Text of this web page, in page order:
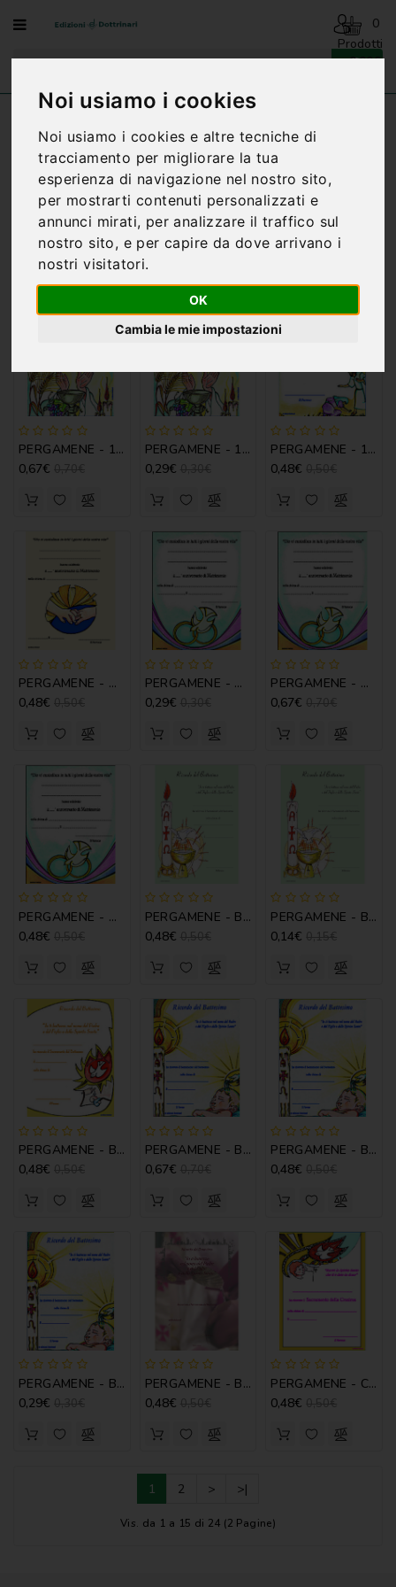
Noi usiamo i cookies
Noi usiamo i cookies e altre tecniche di
tracciamento per migliorare la tua
esperienza di navigazione nel nostro sito,
per mostrarti contenuti personalizzati e
annunci mirati, per analizzare il traffico sul
nostro sito, e per capire da dove arrivano i
nostri visitatori.
OK
Cambia le mie impostazioni
Menu
NATALE
BENEDIZIONI
DELLA
FAMIGLIA
BIOGRAFIA
CARTONCINI
PREGHIERE
CATECHESI
CATECHISMI
COMMENTI
LITURGIA
COMMENTI
DOCUMENTI
LITURGIA
MARIOLOGIA
MEDITAZIONE
MUSICA
CANTI
NOVENA
PERGAMENE
PREGHIERE
REGISTRI
PARROCCHIALI
SPIRITUALITA'
STORIA
VARIE
PER
BAMBINI
0
Prodotti
- 0,00€
Ordinamento:
Mostra:
PERGAMENE - 1A COMUNIONE MOD. C
0,67€
PERGAMENE - 1A COMUNIONE MOD. C
0,29€
PERGAMENE - 1A RICONCILIAZIONE MOD. B
0,48€
PERGAMENE - ANNIVERSARIO MATRIM. MOD. A
0,48€
PERGAMENE - ANNIVERSARIO MATRIM. MOD. B
0,29€
PERGAMENE - ANNIVERSARIO MATRIM. MOD. B
0,67€
PERGAMENE - ANNIVERSARIO MATRIM. MOD. B
0,48€
PERGAMENE - BATTESIMO MOD. A
0,48€
PERGAMENE - BATTESIMO MOD. A
0,14€
PERGAMENE - BATTESIMO MOD. B
0,48€
PERGAMENE - BATTESIMO MOD. C
0,67€
PERGAMENE - BATTESIMO MOD. C
0,48€
PERGAMENE - BATTESIMO MOD. C
0,29€
PERGAMENE - BATTESIMO MOD. D
0,48€
PERGAMENE - CRESIMA MOD. A
0,48€
1 2 > >|
Vis. da 1 a 15 di 24 (2 Pagine)